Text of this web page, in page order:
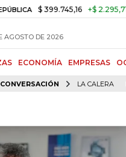
$ 399.745,16 +$ 2.295,71
AGOSTO DE 2026
ECONOMÍA EMPRESAS
LA CALERA